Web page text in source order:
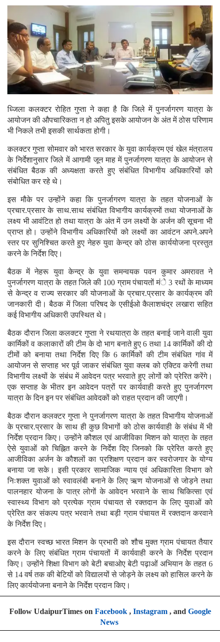
ध्जिला कलक्टर रोहित गुप्ता ने कहा है कि जिले में पुनर्जागरण यात्रा के
आयोजन की औपचारिकता न हो अपितु इसके आयोजन के अंत में ठोस परिणाम
भी निकले तभी इसकी सार्थकता होगी।
कलक्टर गुप्ता सोमवार को भारत सरकार के युवा कार्यक्रम एवं खेल मंत्रालय
के निर्देशानुसार जिले में आगामी जून माह में पुनर्जागरण यात्रा के आयोजन से
संबंधित बैठक की अध्यक्षता करते हुए संबंधित विभागीय अधिकारियों को
संबोधित कर रहे थे।
इस मौके पर उन्होंने कहा कि पुनर्जागरण यात्रा के तहत योजनाओं के
प्रचार.प्रसार के साथ.साथ संबंधित विभागीय कार्यक्रमों तथा योजनाओं के
लक्ष्य भी आवंटित हो तथा यात्रा के अंत में उन लक्ष्यों के अर्जन की सूचना भी
प्राप्त हो। उन्होंने विभागीय अधिकारियों को लक्ष्यों का आवंटन अपने.अपने
स्तर पर सुनिश्चित करते हुए नेहरु युवा केन्द्र को ठोस कार्ययोजना प्रस्तुत
करने के निर्देश दिए।
बैठक में नेहरू युवा केन्द्र के युवा समन्वयक पवन कुमार अमरावत ने
पुनर्जागरण यात्रा के तहत जिले की 100 ग्राम पंचायतों मंे 3 रथों के माध्यम
से केन्द्र व राज्य सरकार की योजनाओं के प्रचार.प्रसार के कार्यक्रम की
जानकारी दी। बैठक में जिला परिषद के एसीईओ कैलाशचंद्र लखारा सहित
कई विभागीय अधिकारी उपस्थित थे।
बैठक दौरान जिला कलक्टर गुप्ता ने रथयात्रा के तहत बनाई जाने वाली युवा
कार्मिकों व कलाकारों की टीम के दो भाग बनाते हुए 6 तथा 14 कार्मिकों की दो
टीमों को बनाया तथा निर्देश दिए कि 6 कार्मिकों की टीम संबंधित गांव में
आयोजन से सप्ताह भर पूर्व जाकर संबंधित युवा क्लब को एक्टिव करेगी तथा
विभागीय लक्ष्यों के संबंध में आवेदन पत्र भरवाते हुए लोगों को प्रेरित करेंगे।
एक सप्ताह के भीतर इन आवेदन पत्रों पर कार्यवाही करते हुए पुनर्जागरण
यात्रा के दिन इन पर संबंधित आवेदकों को राहत प्रदान की जाएगी।
बैठक दौरान कलक्टर गुप्ता ने पुनर्जागरण यात्रा के तहत विभागीय योजनाओं
के प्रचार.प्रसार के साथ ही कुछ विभागों को ठोस कार्यवाही के संबंध में भी
निर्देश प्रदान किए। उन्होंने कौशल एवं आजीविका मिशन को यात्रा के तहत
ऐसे युवाओं को चिह्नित करने के निर्देश दिए जिनको कि प्रेरित करते हुए
आजीविका अर्जन के कौशलों का प्रशिक्षण प्रदान कर स्वरोजगार के योग्य
बनाया जा सके। इसी प्रकार सामाजिक न्याय एवं अधिकारिता विभाग को
निःशक्त युवाओं को स्वावलंबी बनाने के लिए ऋण योजनाओं से जोड़ने तथा
पालनहार योजना के पात्र लोगों के आवेदन भरवाने के साथ चिकित्सा एवं
स्वास्थ्य विभाग को प्रत्येक ग्राम पंचायत से रक्तदान के लिए युवाओं को
प्रेरित कर संकल्प पत्र भरवाने तथा बड़ी ग्राम पंचायत में रक्तदान करवाने
के निर्देश दिए।
इस दौरान स्वच्छ भारत मिशन के प्रभारी को शौच मुक्त ग्राम पंचायत तैयार
करने के लिए संबंधित ग्राम पंचायतों में कार्यवाही करने के निर्देश प्रदान
किए। उन्होंने शिक्षा विभाग को बेटी बचाओए बेटी पढ़ाओं अभियान के तहत 6
से 14 वर्ष तक की बेटियों को विद्यालयों से जोड़ने के लक्ष्य को हासिल करने के
लिए कार्ययोजना बनाने के निर्देश प्रदान किए।
Follow UdaipurTimes on Facebook, Instagram, and Google
News